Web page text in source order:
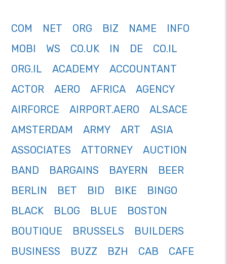
COM NET ORG BIZ NAME
INFO
MOBI
WS CO.UK IN DE
CO.IL
ORG.IL
ACADEMY
ACCOUNTANT
ACTOR
AERO AFRICA
AGENCY
AIRFORCE
AIRPORT.AERO
ALSACE
AMSTERDAM
ARMY ART
ASIA
ASSOCIATES
ATTORNEY
AUCTION
BAND
BARGAINS BAYERN
BEER
BERLIN
BET BID BIKE
BINGO
BLACK
BLOG BLUE
BOSTON
BOUTIQUE
BRUSSELS
BUILDERS
BUSINESS
BUZZ BZH CAB
CAFE